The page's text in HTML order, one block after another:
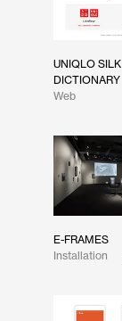
UNIQLO SILK
DICTIONARY
Web
E-FRAMES
Installation